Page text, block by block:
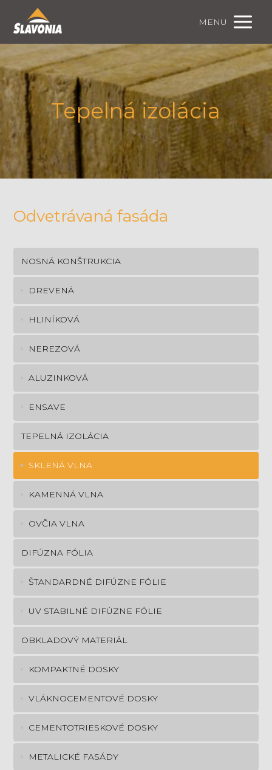
MENU
Tepelná izolácia
Odvetrávaná fasáda
NOSNÁ KONŠTRUKCIA
DREVENÁ
HLINÍKOVÁ
NEREZOVÁ
ALUZINKOVÁ
ENSAVE
TEPELNÁ IZOLÁCIA
SKLENÁ VLNA
KAMENNÁ VLNA
OVČIA VLNA
DIFÚZNA FÓLIA
ŠTANDARDNÉ DIFÚZNE FÓLIE
UV STABILNÉ DIFÚZNE FÓLIE
OBKLADOVÝ MATERIÁL
KOMPAKTNÉ DOSKY
VLÁKNOCEMENTOVÉ DOSKY
CEMENTOTRIESKOVÉ DOSKY
METALICKÉ FASÁDY